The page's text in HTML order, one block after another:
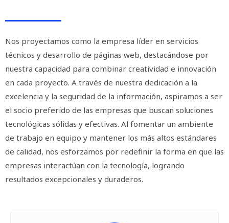
Nos proyectamos como la empresa líder en servicios
técnicos y desarrollo de páginas web, destacándose por
nuestra capacidad para combinar creatividad e innovación
en cada proyecto. A través de nuestra dedicación a la
excelencia y la seguridad de la información, aspiramos a ser
el socio preferido de las empresas que buscan soluciones
tecnológicas sólidas y efectivas. Al fomentar un ambiente
de trabajo en equipo y mantener los más altos estándares
de calidad, nos esforzamos por redefinir la forma en que las
empresas interactúan con la tecnología, logrando
resultados excepcionales y duraderos.